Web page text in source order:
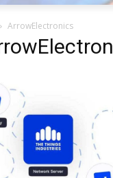
ArrowElectronics